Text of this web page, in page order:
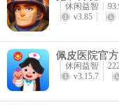
2、点击进入相册图标；
休闲益智
v3.85
佩皮医院官
休闲益智
v3.15.7